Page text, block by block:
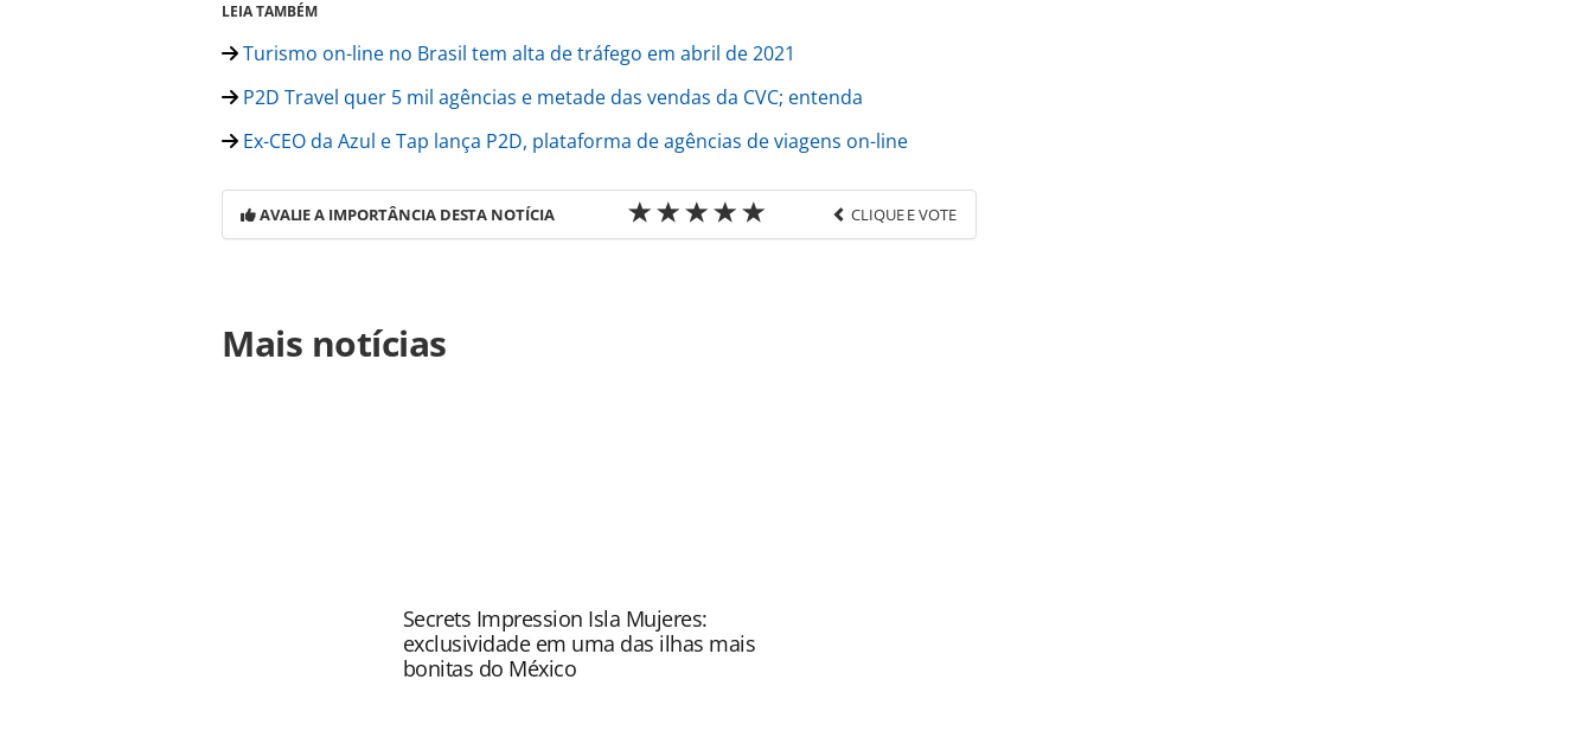
LEIA TAMBÉM
Turismo on-line no Brasil tem alta de tráfego em abril de 2021
P2D Travel quer 5 mil agências e metade das vendas da CVC; entenda
Ex-CEO da Azul e Tap lança P2D, plataforma de agências de viagens on-line
AVALIE A IMPORTÂNCIA DESTA NOTÍCIA CLIQUE E VOTE
https://www.panrotas.com.br/gente/movimentacao/2021/06/p2d-travel-anuncia-ex-
flytour-como-novo-cfo_182015.html ou as ferramentas oferecidas na página. Todo o
Mais notícias
Secrets Impression Isla Mujeres:
exclusividade em uma das ilhas mais
bonitas do México